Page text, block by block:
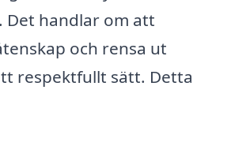
Det handlar om att
och rensa ut
respektfullt sätt. Detta